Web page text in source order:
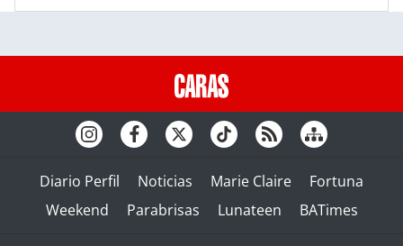
Diario Perfil Noticias Marie Claire
Fortuna
Weekend
Parabrisas Lunateen BATimes